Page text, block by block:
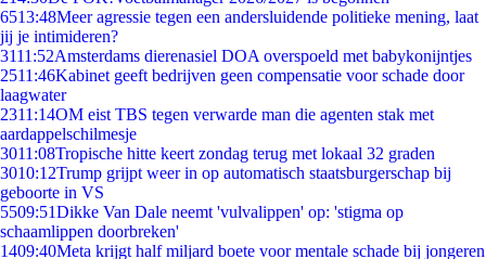
6513:48Meer agressie tegen een andersluidende politieke mening, laat
jij je intimideren?
3111:52Amsterdams dierenasiel DOA overspoeld met babykonijntjes
2511:46Kabinet geeft bedrijven geen compensatie voor schade door
laagwater
2311:14OM eist TBS tegen verwarde man die agenten stak met
aardappelschilmesje
3011:08Tropische hitte keert zondag terug met lokaal 32 graden
3010:12Trump grijpt weer in op automatisch staatsburgerschap bij
geboorte in VS
5509:51Dikke Van Dale neemt 'vulvalippen' op: 'stigma op
schaamlippen doorbreken'
1409:40Meta krijgt half miljard boete voor mentale schade bij jongeren